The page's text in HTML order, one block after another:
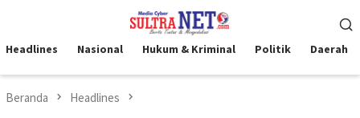
kontenMobile
Headlines Nasional Hukum & Kriminal Politik Daerah
Beranda Headlines